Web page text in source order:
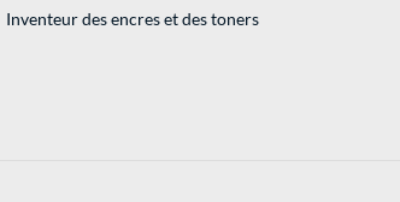
Inventeur des encres et des toners